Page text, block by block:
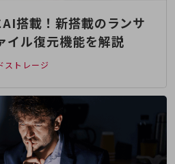
搭載！新搭載のランサ
イル復元機能を解説
ストレージ